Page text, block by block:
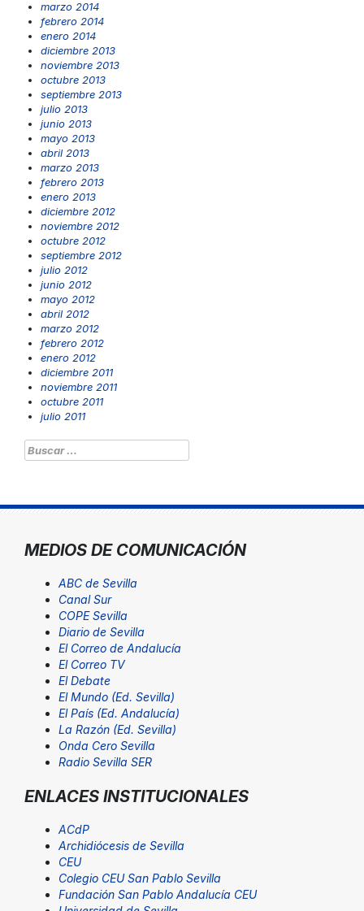
marzo 2014
febrero 2014
enero 2014
diciembre 2013
noviembre 2013
octubre 2013
septiembre 2013
julio 2013
junio 2013
mayo 2013
abril 2013
marzo 2013
febrero 2013
enero 2013
diciembre 2012
noviembre 2012
octubre 2012
septiembre 2012
julio 2012
junio 2012
mayo 2012
abril 2012
marzo 2012
febrero 2012
enero 2012
diciembre 2011
noviembre 2011
octubre 2011
julio 2011
Buscar:
MEDIOS DE COMUNICACIÓN
ABC de Sevilla
Canal Sur
COPE Sevilla
Diario de Sevilla
El Correo de Andalucía
El Correo TV
El Debate
El Mundo (Ed. Sevilla)
El País (Ed. Andalucía)
La Razón (Ed. Sevilla)
Onda Cero Sevilla
Radio Sevilla SER
ENLACES INSTITUCIONALES
ACdP
Archidiócesis de Sevilla
CEU
Colegio CEU San Pablo Sevilla
Fundación San Pablo Andalucía CEU